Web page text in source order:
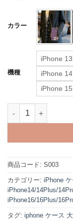
カラー
機種
iPhone 13
iPhone 14
iPhone 15
ルイヴィトン
商品コード: S003
カテゴリー: iPhone ケ
iPhone14/14Plus/
iPhone16/16Plus/
タグ: iphone ケース